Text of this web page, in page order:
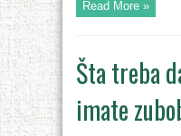
Read More »
Šta treba
imate